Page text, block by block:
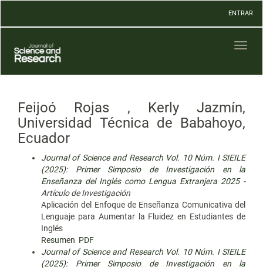
Contenido
Barra
lateral
ENTRAR
Feijoó Rojas , Kerly Jazmín,
Universidad Técnica de Babahoyo,
Ecuador
Journal of Science and Research Vol. 10 Núm. I SIEILE
(2025): Primer Simposio de Investigación en la
Enseñanza del Inglés como Lengua Extranjera 2025-
Artículo de Investigación
Aplicación del Enfoque de Enseñanza Comunicativa del
Lenguaje para Aumentar la Fluidez en Estudiantes de
Inglés
Resumen PDF
Journal of Science and Research Vol. 10 Núm. I SIEILE
(2025): Primer Simposio de Investigación en la